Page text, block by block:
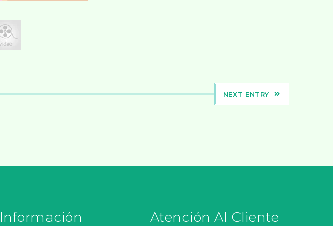
NEXT ENTRY
Información Atención Al Cliente